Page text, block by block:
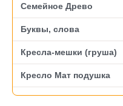
Семейное Древо
Буквы, слова
Кресла-мешки (груша)
Кресло Мат подушка